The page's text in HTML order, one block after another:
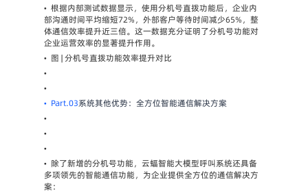
• 根据内部测试数据显示，使用分机号直拨功能后，企业内
部沟通时间平均缩短72%，外部客户等待时间减少65%，整
体通信效率提升近三倍。这一数据充分证明了分机号功能对
企业运营效率的显著提升作用。
• 图 | 分机号直拨功能效率提升对比
•
•
• Part.03系统其他优势：全方位智能通信解决方案
•
•
•
• 除了新增的分机号功能，云蝠智能大模型呼叫系统还具备
多项领先的智能通信功能，为企业提供全方位的通信解决方
案：